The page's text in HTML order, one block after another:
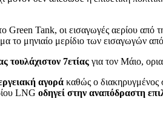
Green Tank, οι εισαγωγές αερίου από
το μηνιαίο μερίδιο των εισαγωγών
τουλάχιστον 7ετίας για τον Μάιο,
αγορά καθώς ο διακηρυγμένος
LNG οδηγεί στην αναπόδραστη